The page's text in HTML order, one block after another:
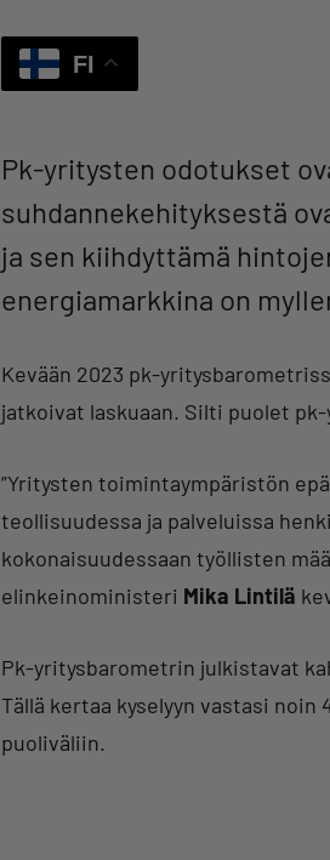
FI
Pk-yritysten odotukset
suhdannekehityksestä
ja sen kiihdyttämä
energiamarkkina on
Kevään 2023 pk-
jatkoivat laskuaan. Silti puolet
”Yritysten toimintaympäristön
teollisuudessa ja palveluissa
kokonaisuudessaan työllisten
elinkeinoministeri Mika Lintilä
Pk-yritysbarometrin julkistavat
Tällä kertaa kyselyyn vastasi
puoliväliin.